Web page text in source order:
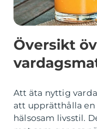
Översikt
Att äta nyttig
att upprätthålla en
hälsosam livsstil.